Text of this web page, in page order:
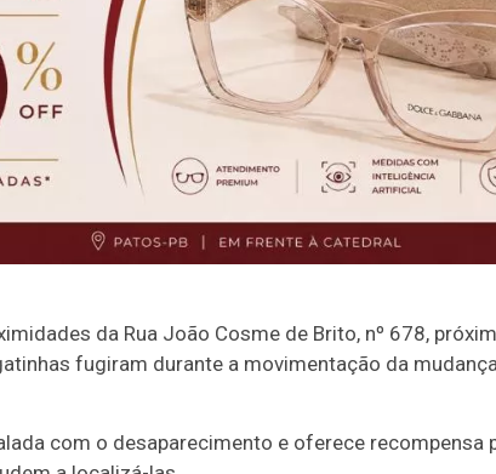
da Rua João Cosme de Brito, nº 678,
fugiram durante a movimentação da
com o desaparecimento e oferece recompensa